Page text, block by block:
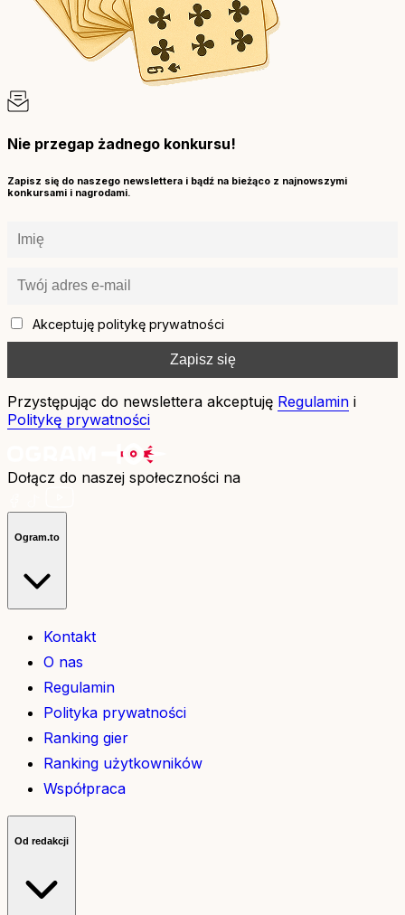
Nie przegap żadnego konkursu!
Zapisz się do naszego newslettera i bądź na bieżąco z najnowszymi
konkursami i nagrodami.
Akceptuję politykę prywatności
Przystępując do newslettera akceptuję Regulamin i
Politykę prywatności
Dołącz do naszej społeczności na
Ogram.to
Kontakt
O nas
Regulamin
Polityka prywatności
Ranking gier
Ranking użytkowników
Współpraca
Od redakcji